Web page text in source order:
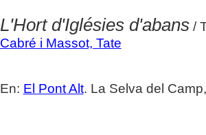
L'Hort d'Iglésies d'abans/
Cabré i Massot, Tate
En: El Pont Alt. La Selva del